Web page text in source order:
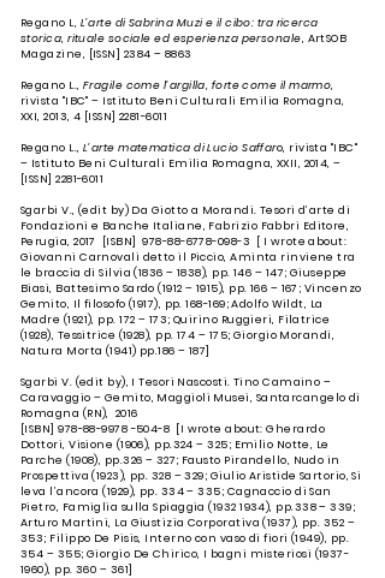
Regano L, L’arte di Sabrina Muzi e il cibo: tra ricerca
storica, rituale sociale ed esperienza personale, ArtSOB
Magazine, [ISSN] 2384 – 8863
Regano L., Fragile come l’argilla, forte come il marmo,
rivista "IBC" – Istituto Beni Culturali Emilia Romagna,
XXI, 2013, 4 [ISSN] 2281-6011
Regano L., L’arte matematica di Lucio Saffaro, rivista "IBC"
– Istituto Beni Culturali Emilia Romagna, XXII, 2014, –
[ISSN]2281-6011
Sgarbi V., (edit by) Da Giotto a Morandi. Tesori d’arte di
Fondazioni e Banche Italiane, Fabrizio Fabbri Editore,
Perugia, 2017 [ISBN]978-88-6778-098-3 [ I wrote about:
Giovanni Carnovali detto il Piccio, Aminta rinviene tra
le braccia di Silvia (1836 – 1838), pp. 146 – 147; Giuseppe
Biasi, Battesimo Sardo (1912 – 1915), pp. 166 – 167; Vincenzo
Gemito, Il filosofo (1917), pp. 168-169; Adolfo Wildt, La
Madre (1921), pp. 172 – 173; Quirino Ruggieri, Filatrice
(1928), Tessitrice (1928), pp. 174 – 175; Giorgio Morandi,
Natura Morta (1941) pp.186 – 187]
Sgarbi V. (edit by), I Tesori Nascosti. Tino Camaino –
Caravaggio – Gemito, Maggioli Musei, Santarcangelo di
Romagna (RN), 2016
[ISBN]978-88-9978 -504-8 [I wrote about: Gherardo
Dottori, Visione (1906), pp.324 – 325; Emilio Notte, Le
Parche (1908), pp.326 – 327; Fausto Pirandello, Nudo in
Prospettiva (1923), pp. 328 – 329; Giulio Aristide Sartorio, Si
leva l’ancora (1929), pp. 334 – 335; Cagnaccio di San
Pietro, Famiglia sulla Spiaggia(1932 1934), pp.338 – 339;
Arturo Martini, La Giustizia Corporativa (1937), pp. 352 –
353; Filippo De Pisis, Interno con vaso di fiori (1949), pp.
354 – 355; Giorgio De Chirico, I bagni misteriosi (1937-
1960), pp. 360 – 361]